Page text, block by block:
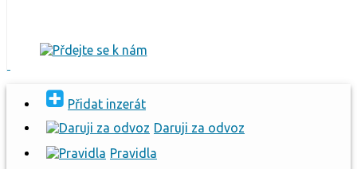
Přidat inzerát
Daruji za odvoz
Pravidla